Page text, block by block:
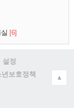
[6]
설정
보호정책
▲